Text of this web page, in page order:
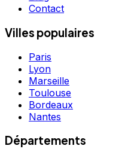
Contact
Villes populaires
Paris
Lyon
Marseille
Toulouse
Bordeaux
Nantes
Départements